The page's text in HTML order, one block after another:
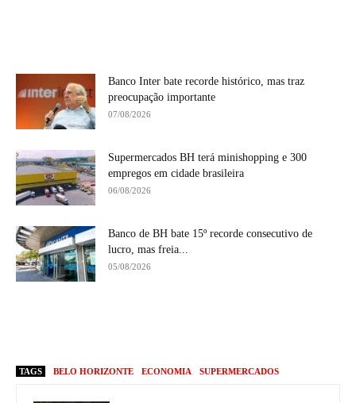
Banco Inter bate recorde histórico, mas traz
preocupação importante
07/08/2026
Supermercados BH terá minishopping e 300
empregos em cidade brasileira
06/08/2026
Banco de BH bate 15º recorde consecutivo de
lucro, mas freia...
05/08/2026
TAGS BELO HORIZONTE ECONOMIA SUPERMERCADOS